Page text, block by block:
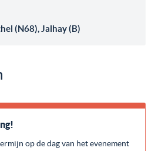
(N68), Jalhay (B)
op de dag van het evenement